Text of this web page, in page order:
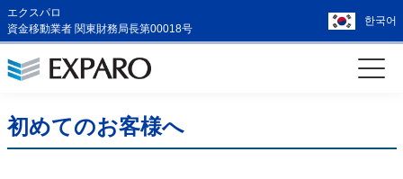
エクスパロ
資金移動業者 関東財務局長第00018号
한국어
初めてのお客様へ